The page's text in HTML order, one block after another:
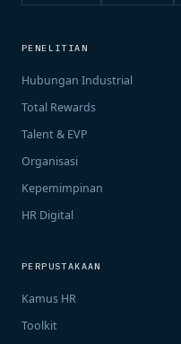
PENELITIAN
Hubungan Industrial
Total Rewards
Talent & EVP
Organisasi
Kepemimpinan
HR Digital
PERPUSTAKAAN
Kamus HR
Toolkit